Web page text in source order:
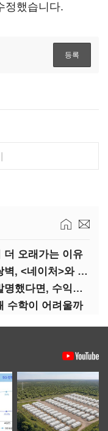
정했습니다.
더 오래가는 이유
(헬스&사이언스)과학 저널의 쌍벽, <네이처>와 <사이언스>
(헬스&사이언스)AI가 신약을 발명했다면, 수익은 누구의 것인가
수학이 어려울까